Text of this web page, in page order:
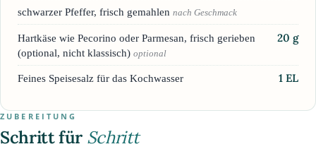
schwarzer Pfeffer, frisch gemahlen nach Geschmack
Hartkäse wie Pecorino oder Parmesan, frisch gerieben
(optional, nicht klassisch) optional
20 g
Feines Speisesalz für das Kochwasser 1 EL
ZUBEREITUNG
Schritt für Schritt